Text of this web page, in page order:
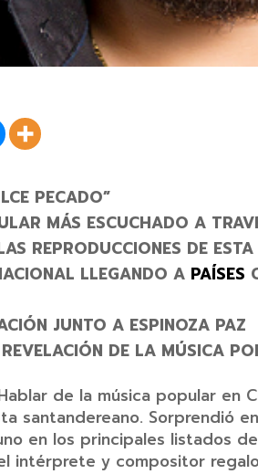
PECADO”
MÁS ESCUCHADO A
REPRODUCCIONES DE
LLEGANDO A PAÍSES
JUNTO A ESPINOZA PAZ
DE LA MÚSICA
de la música popular en
santandereano. Sorprendió
en los principales listados
y compositor